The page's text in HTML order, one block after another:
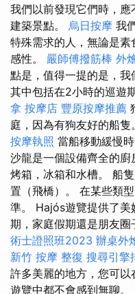
我們以前發現它們時，
建築景點。 烏日按摩 我
特殊需求的人，無論是
感性。 嚴師傅撥筋棒 外
點是，值得一提的是，我
其中包括在2小時的巡遊
拿 按摩店 豐原按摩推薦
庭，因為有狗友好的船隻
按摩執照 當船移動緩慢
沙龍是一個設備齊全的廚
烤箱，冰箱和水槽。 船
置（飛橋）。 在某些類
準。 Hajós遊覽提供了美
期，家庭假期還是朋友圈
術士證照班2023 辦桌外
新竹 按摩 整復 搜尋引擎
許多美麗的地方，您可
遊覽中都不會感到無聊。